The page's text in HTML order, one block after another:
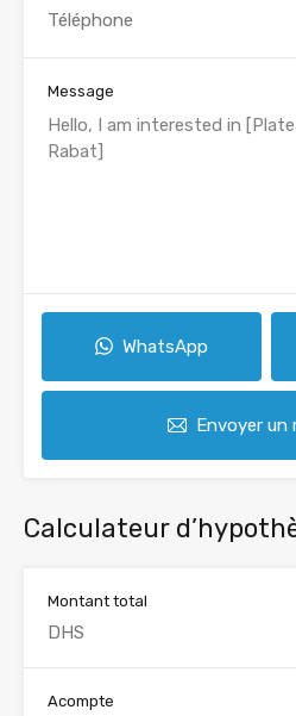
Message
WhatsApp
Envoyer un
Calculateur
Montant total
Acompte